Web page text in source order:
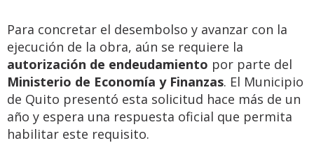
Para concretar el desembolso y avanzar con la
ejecución de la obra, aún se requiere la
autorización de endeudamiento por parte del
Ministerio de Economía y Finanzas. El Municipio
de Quito presentó esta solicitud hace más de un
año y espera una respuesta oficial que permita
habilitar este requisito.